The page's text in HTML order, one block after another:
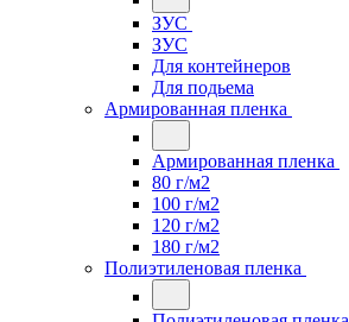
ЗУС
ЗУС
Для контейнеров
Для подьема
Армированная пленка
Армированная пленка
80 г/м2
100 г/м2
120 г/м2
180 г/м2
Полиэтиленовая пленка